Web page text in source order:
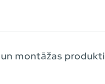
montāžas produkti